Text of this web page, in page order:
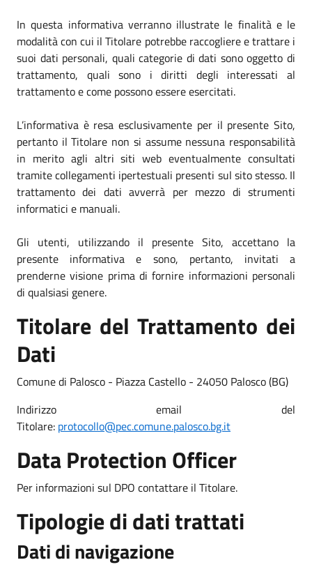
In questa informativa verranno illustrate le finalità e le
modalità con cui il Titolare potrebbe raccogliere e trattare i
suoi dati personali, quali categorie di dati sono oggetto di
trattamento, quali sono i diritti degli interessati al
trattamento e come possono essere esercitati.
L’informativa è resa esclusivamente per il presente Sito,
pertanto il Titolare non si assume nessuna responsabilità
in merito agli altri siti web eventualmente consultati
tramite collegamenti ipertestuali presenti sul sito stesso. Il
trattamento dei dati avverrà per mezzo di strumenti
informatici e manuali.
Gli utenti, utilizzando il presente Sito, accettano la
presente informativa e sono, pertanto, invitati a
prenderne visione prima di fornire informazioni personali
di qualsiasi genere.
Titolare del Trattamento dei
Dati
Comune di Palosco - Piazza Castello - 24050 Palosco (BG)
Indirizzo email del
Titolare: protocollo@pec.comune.palosco.bg.it
Data Protection Officer
Per informazioni sul DPO contattare il Titolare.
Tipologie di dati trattati
Dati di navigazione